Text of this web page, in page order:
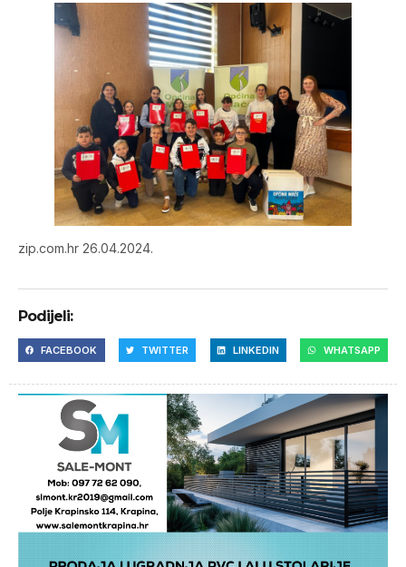
zip.com.hr 26.04.2024.
Podijeli:
FACEBOOK TWITTER LINKEDIN WHATSAPP